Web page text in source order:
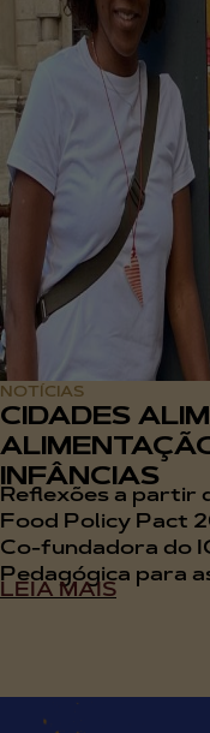
NOTÍCIAS
CIDADES
INFÂNCIAS
Reflexões a partir
Food Policy Pact
Co-fundadora do
Pedagógica para
LEIA MAIS